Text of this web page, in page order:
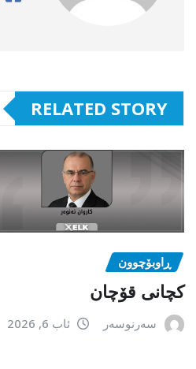
RELATED STORY
ڕاوبۆچوون
کچانی قۆچان
سەرنوسەر ئاب 6, 2026